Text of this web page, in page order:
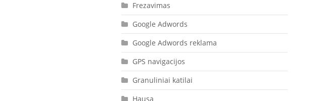
Frezavimas
Google Adwords
Google Adwords reklama
GPS navigacijos
Granuliniai katilai
Hausa